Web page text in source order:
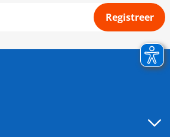
Registreer